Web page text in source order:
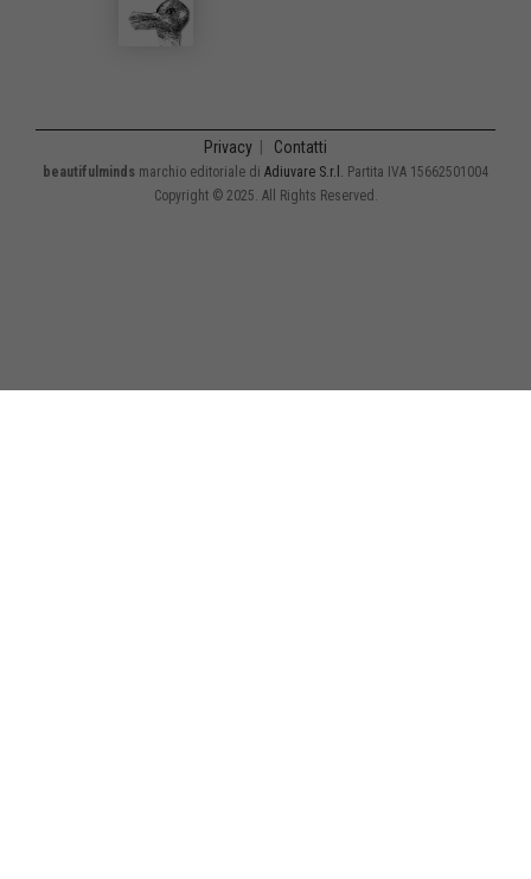
Privacy Contatti
beautifulminds marchio editoriale di Adiuvare S.r.l.
Partita IVA 15662501004
Copyright © 2025. All Rights Reserved.